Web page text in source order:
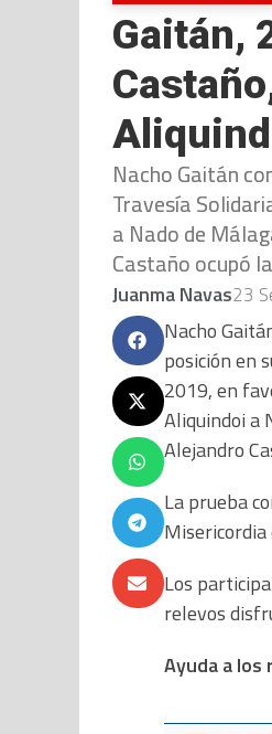
Gaitán,
Nacho Gaitán
Travesía
a Nado de
Castaño ocupó
Juanma Navas23
Nacho
posición en
2019, en
Aliquindoi a
Alejandro
La prueba
Los
relevos
Ayuda a